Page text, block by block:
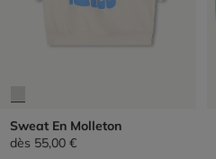
Sweat En Molleton
dès 55,00 €